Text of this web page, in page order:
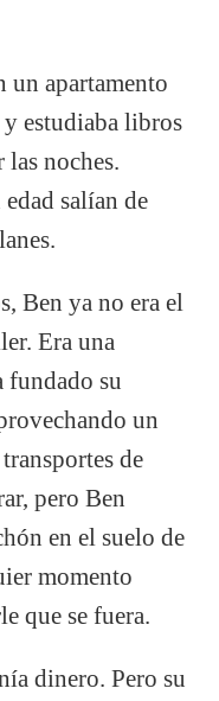
un apartamento
estudiaba libros
noches.
salían de
Ben ya no era el
Era una
fundado su
un
de
pero Ben
en el suelo de
momento
que se fuera.
dinero. Pero su